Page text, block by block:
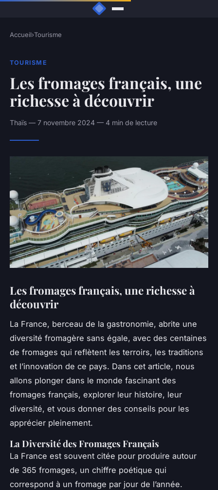
Accueil›Tourisme
TOURISME
Les fromages français, une
richesse à découvrir
Thaïs — 7 novembre 2024 — 4 min de lecture
Les fromages français, une richesse à
découvrir
La France, berceau de la gastronomie, abrite une
diversité fromagère sans égale, avec des centaines
de fromages qui reflètent les terroirs, les traditions
et l’innovation de ce pays. Dans cet article, nous
allons plonger dans le monde fascinant des
fromages français, explorer leur histoire, leur
diversité, et vous donner des conseils pour les
apprécier pleinement.
La Diversité des Fromages Français
La France est souvent citée pour produire autour
de 365 fromages, un chiffre poétique qui
correspond à un fromage par jour de l’année.